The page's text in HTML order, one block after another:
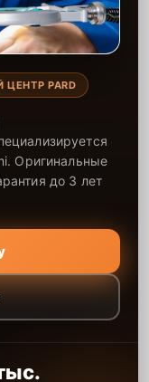
PARD
Оригинальные
до 3 лет